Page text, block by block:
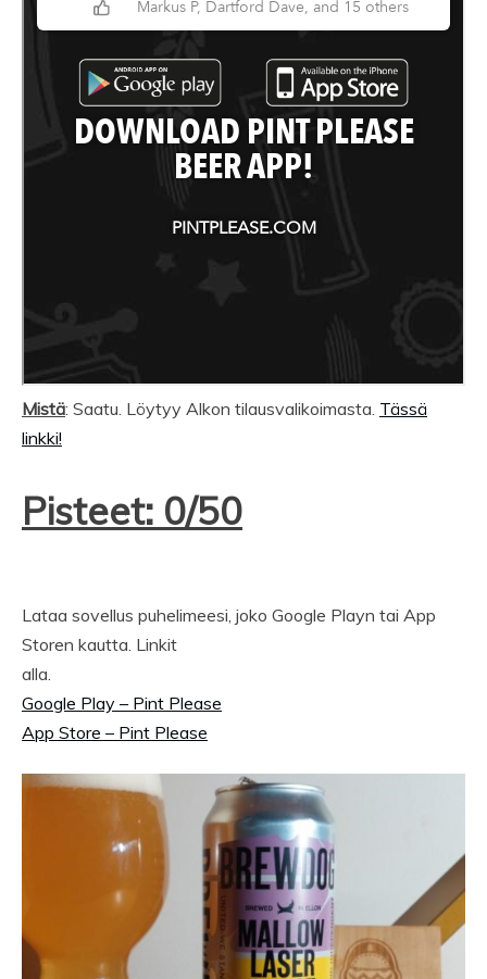
Mistä: Saatu. Löytyy Alkon tilausvalikoimasta. Tässä
linkki!
Pisteet: 0/50
Lataa sovellus puhelimeesi, joko Google Playn tai App
Storen kautta. Linkit
alla.
Google Play – Pint Please
App Store – Pint Please